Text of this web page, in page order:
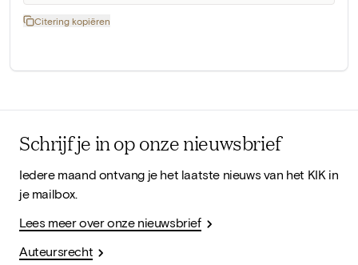
Citering kopiëren
Schrijf je in op onze nieuwsbrief
Iedere maand ontvang je het laatste nieuws van het KIK in
je mailbox.
Lees meer over onze nieuwsbrief
Auteursrecht